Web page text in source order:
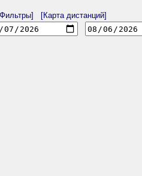
[Карта дистанций]